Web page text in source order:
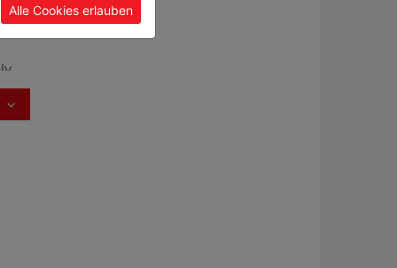
Alle Cookies erlauben